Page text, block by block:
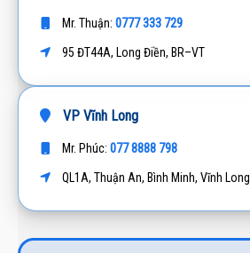
Mr. Thuận: 0777 333 729
95 ĐT44A, Long Điền, BR–VT
VP Vĩnh Long
Mr. Phúc: 077 8888 798
QL1A, Thuận An, Bình Minh, Vĩnh Long